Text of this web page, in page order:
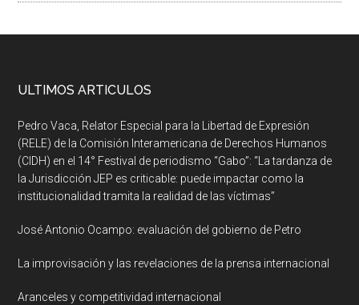
ULTIMOS ARTICULOS
Pedro Vaca, Relator Especial para la Libertad de Expresión
(RELE) de la Comisión Interamericana de Derechos Humanos
(CIDH) en el 14° Festival de periodismo “Gabo”: “La tardanza de
la Jurisdicción JEP es criticable: puede impactar como la
institucionalidad tramita la realidad de las víctimas”
José Antonio Ocampo: evaluación del gobierno de Petro
La improvisación y las revelaciones de la prensa internacional
Aranceles y competitividad internacional